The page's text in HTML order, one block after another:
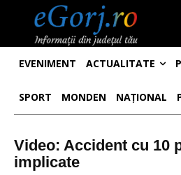
EVENIMENT ACTUALITATE
SPORT MONDEN NAȚIONAL
Video: Accident cu 10
implicate